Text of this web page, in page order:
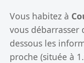
Vous habitez à
vous débarrasser
dessous les
proche (située à